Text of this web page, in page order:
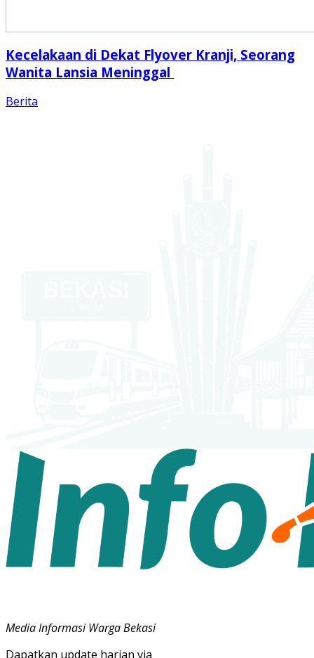
Kecelakaan di Dekat Flyover Kranji, Seorang
Wanita Lansia Meninggal
Berita
Media Informasi Warga Bekasi
Dapatkan update harian via